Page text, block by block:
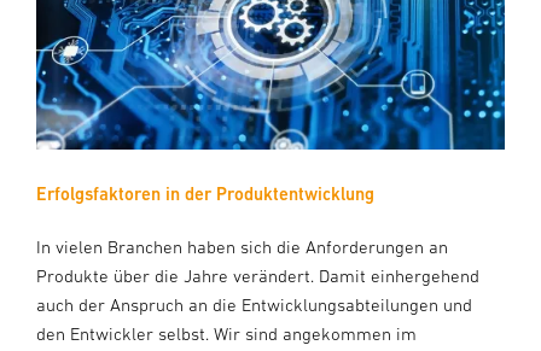
Erfolgsfaktoren in der Produktentwicklung
In vielen Branchen haben sich die Anforderungen an
Produkte über die Jahre verändert. Damit einhergehend
auch der Anspruch an die Entwicklungsabteilungen und
den Entwickler selbst. Wir sind angekommen im